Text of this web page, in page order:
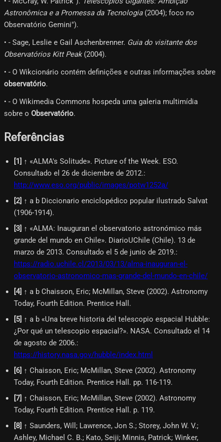
Astronômica e a Promessa da Tecnologia(2004); foco no
Observatório Gemini").
• - Sage, Leslie e Gail Aschenbrenner. Guia do visitante dos
Observatórios Kitt Peak(2004).
• - O Wikcionário contém definições e outras informações sobre
observatório.
• - O Wikimedia Commons hospeda uma galeria multimídia
sobre o Observatório.
Referências
[1] ↑ «ALMA's Solitude». Picture of the Week. ESO.
Consultado el 26 de diciembre de 2012.:
http://www.eso.org/public/images/potw1252a/
[2] ↑ a b Diccionario enciclopédico popular ilustrado Salvat
(1906-1914).
[3] ↑ «ALMA: Inauguran el observatorio astronómico más
grande del mundo en Chile». DiarioUChile (Chile). 13 de
marzo de 2013. Consultado el 5 de junio de 2019.:
https://radio.uchile.cl/2013/03/13/alma-inauguran-el-
observatorio-astronomico-mas-grande-del-mundo-en-chile/
[4] ↑ a b Chaisson, Eric; McMillan, Steve (2002). Astronomy
Today, Fourth Edition. Prentice Hall.
[5] ↑ a b «Una breve historia del telescopio espacial Hubble:
¿Por qué un telescopio espacial?». NASA. Consultado el 14
de agosto de 2006.:
https://history.nasa.gov/hubble/index.html
[6] ↑ Chaisson, Eric; McMillan, Steve (2002). Astronomy
Today, Fourth Edition. Prentice Hall. pp. 116-119.
[7] ↑ Chaisson, Eric; McMillan, Steve (2002). Astronomy
Today, Fourth Edition. Prentice Hall. p. 119.
[8] ↑ Saunders, Will; Lawrence, Jon S.; Storey, John W. V.;
Ashley, Michael C. B.; Kato, Seiji; Minnis, Patrick; Winker,